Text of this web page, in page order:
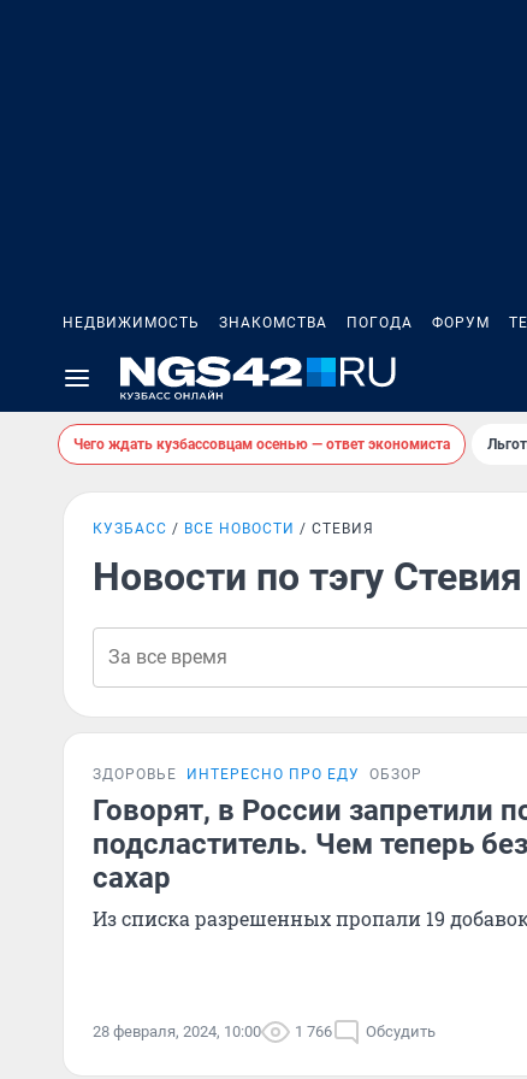
НЕДВИЖИМОСТЬ ЗНАКОМСТВА ПОГОДА ФОРУМ
Чего ждать кузбассовцам осенью — ответ экономиста
КУЗБАСС ВСЕ НОВОСТИ СТЕВИЯ
Новости по тэгу Стевия
ЗДОРОВЬЕ ИНТЕРЕСНО ПРО ЕДУ ОБЗОР
Говорят, в России запретили
подсластитель. Чем теперь
сахар
Из списка разрешенных пропали 19
28 февраля, 2024, 10:00 1 766 Обсудить